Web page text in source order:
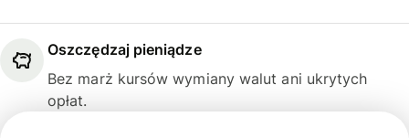
Oszczędzaj pieniądze
Bez marż kursów wymiany walut ani ukrytych
opłat.